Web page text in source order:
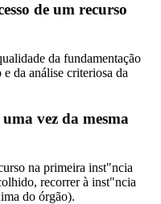
de um recurso
da fundamentação
da análise criteriosa da
vez da mesma
na primeira inst"ncia
recorrer à inst"ncia
do órgão).